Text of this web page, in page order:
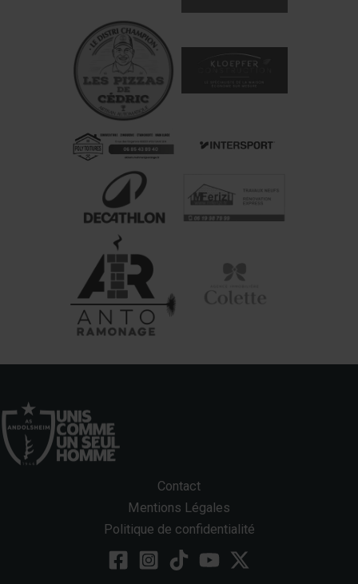
Contact
Mentions Légales
Politique de confidentialité